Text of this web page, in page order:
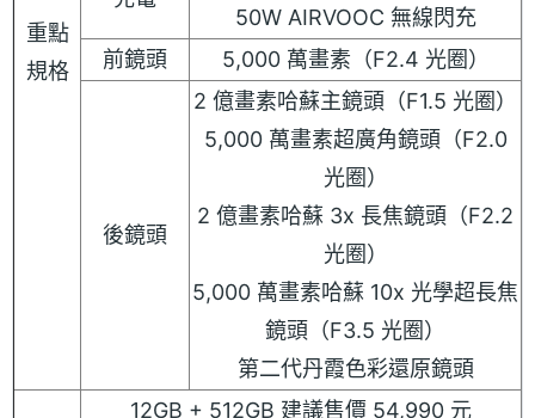
重點
規格
50W AIRVOOC 無線閃充
前鏡頭
5,000 萬畫素（F2.4 光圈）
後鏡頭
2 億畫素哈蘇主鏡頭（F1.5 光圈）
5,000 萬畫素超廣角鏡頭（F2.0
光圈）
2 億畫素哈蘇 3x 長焦鏡頭（F2.2
光圈）
5,000 萬畫素哈蘇 10x 光學超長焦
鏡頭（F3.5 光圈）
第二代丹霞色彩還原鏡頭
12GB + 512GB 建議售價 54,990 元